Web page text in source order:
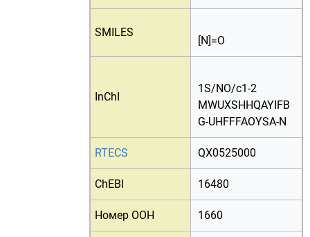
SMILES
[N]=O
InChI
1S/NO/c1-2
MWUXSHHQAYIFB
G-UHFFFAOYSA-N
RTECS QX0525000
ChEBI 16480
Номер ООН 1660